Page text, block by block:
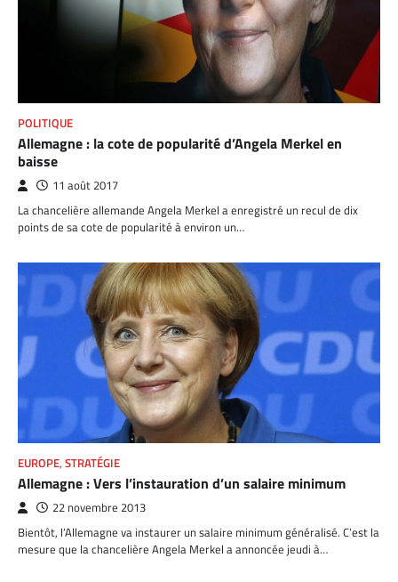
POLITIQUE
Allemagne : la cote de popularité d’Angela Merkel en
baisse
11 août 2017
La chancelière allemande Angela Merkel a enregistré un recul de dix
points de sa cote de popularité à environ un…
EUROPE, STRATÉGIE
Allemagne : Vers l’instauration d’un salaire minimum
22 novembre 2013
Bientôt, l’Allemagne va instaurer un salaire minimum généralisé. C’est la
mesure que la chancelière Angela Merkel a annoncée jeudi à…